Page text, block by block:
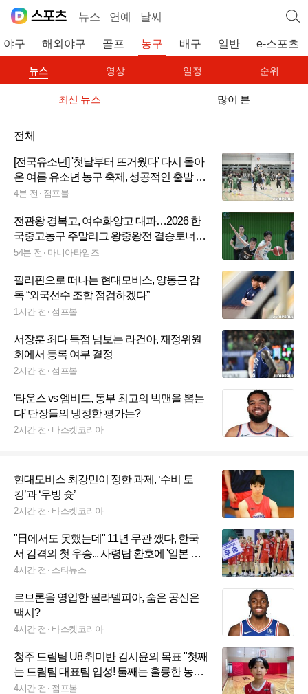
뉴스 연예 날씨
야구 해외야구 골프 농구 배구 일반 e-스포츠
뉴스 영상 일정 순위
최신 뉴스 많이 본
전체
[전국유소년] '첫날부터 뜨거웠다' 다시 돌아
온 여름 유소년 농구 축제, 성공적인 출발 알
려(종합)
4분 전 점프볼
전관왕 경복고, 여수화양고 대파…2026 한
국중고농구 주말리그 왕중왕전 결승토너먼
트 확정
54분 전 마니아타임즈
필리핀으로 떠나는 현대모비스, 양동근 감
독 “외국선수 조합 점검하겠다”
1시간 전 점프볼
서장훈 최다 득점 넘보는 라건아, 재정위원
회에서 등록 여부 결정
2시간 전 점프볼
'타운스 vs 엠비드, 동부 최고의 빅맨을 뽑는
다' 단장들의 냉정한 평가는?
2시간 전 바스켓코리아
현대모비스 최강민이 정한 과제, ‘수비 토
킹’과 ‘무빙 슛’
2시간 전 바스켓코리아
"日에서도 못했는데" 11년 무관 깼다, 한국
서 감격의 첫 우승... 사령탑 환호에 '일본 여
자농구도 들썩'
4시간 전 스타뉴스
르브론을 영입한 필라델피아, 숨은 공신은
맥시?
4시간 전 바스켓코리아
청주 드림팀 U8 취미반 김시윤의 목표 "첫째
는 드림팀 대표팀 입성! 둘째는 훌륭한 농구
선수!"
4시간 전 점프볼